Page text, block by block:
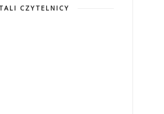
CZYTELNICY